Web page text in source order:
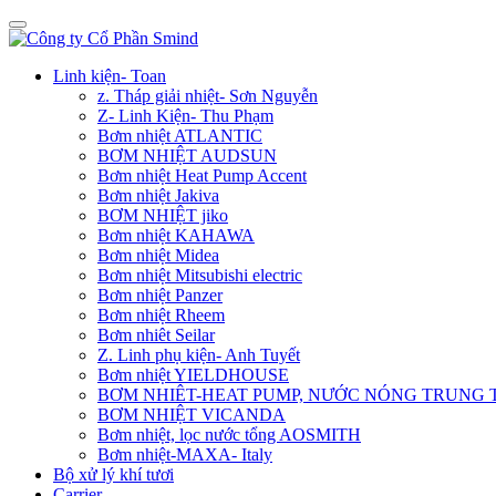
Linh kiện- Toan
z. Tháp giải nhiệt- Sơn Nguyễn
Z- Linh Kiện- Thu Phạm
Bơm nhiệt ATLANTIC
BƠM NHIỆT AUDSUN
Bơm nhiệt Heat Pump Accent
Bơm nhiệt Jakiva
BƠM NHIỆT jiko
Bơm nhiệt KAHAWA
Bơm nhiệt Midea
Bơm nhiệt Mitsubishi electric
Bơm nhiệt Panzer
Bơm nhiệt Rheem
Bơm nhiêt Seilar
Z. Linh phụ kiện- Anh Tuyết
Bơm nhiệt YIELDHOUSE
BƠM NHIÊT-HEAT PUMP, NƯỚC NÓNG TRUNG
BƠM NHIỆT VICANDA
Bơm nhiệt, lọc nước tổng AOSMITH
Bơm nhiệt-MAXA- Italy
Bộ xử lý khí tươi